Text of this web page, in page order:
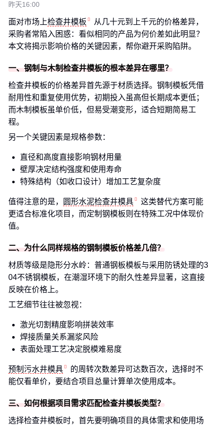
昨天16:00
面对市场上检查井模板
从几十元到上千元的价格差异，
采购者常陷入困惑：看似相同的产品为何价差如此明显？
本文将揭示影响价格的关键因素，帮你避开采购陷阱。
一、钢制与木制检查井模板的根本差异在哪里？
检查井模板的价格差异首先源于材质选择。钢制模板凭借
耐用性和重复使用优势，初期投入虽高但长期成本更低；
而木制模板虽单价低，但易受潮变形，适合短期简易工
程。
另一个关键因素是规格参数：
直径和高度直接影响钢材用量
壁厚决定结构强度和使用寿命
特殊结构（如收口设计）增加工艺复杂度
值得注意的是， 圆形水泥检查井模具
这类替代方案可能
更适合标准化项目，而定制钢模板则在特殊工况中体现价
值。
二、为什么同样规格的钢制模板价格差几倍？
材质等级是隐形分水岭：普通钢板模板与采用防锈处理的3
04不锈钢模板，在潮湿环境下的耐久性差异显著，这直接
反映在价格上。
工艺细节往往被忽视：
激光切割精度影响拼装效率
焊接质量关系漏浆风险
表面处理工艺决定脱模难易度
预制污水井模具
的周转次数差异可达数百次，选择时不
能仅看单价，要结合项目总量计算单次使用成本。
三、如何根据项目需求匹配检查井模板类型？
选择检查井模板时，首先要明确项目的具体需求和使用场